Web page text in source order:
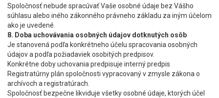
Spoločnosť nebude spracúvať Vaše osobné údaje bez Vášho
súhlasu alebo iného zákonného právneho základu za iným účelom
ako je uvedené.
8. Doba uchovávania osobných údajov dotknutých osôb
Je stanovená podľa konkrétneho účelu spracovania osobných
údajov a podľa požiadaviek osobitých predpisov.
Konkrétne doby uchovania predpisuje interný predpis
Registratúrny plán spoločnosti vypracovaný v zmysle zákona o
archívoch a registratúrach.
Spoločnosť bezpečne likviduje všetky osobné údaje, ktorých účel